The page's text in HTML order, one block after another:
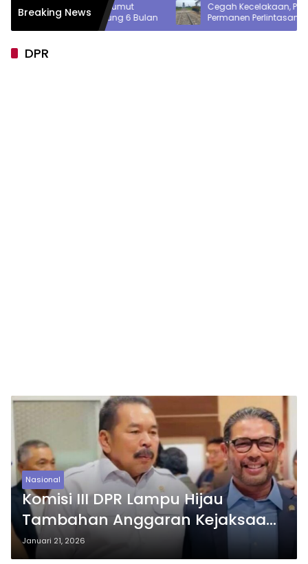
Breaking News
Kapolda Sumut
Rampung 6 Bulan
Cegah Kecelakaan, PT KAI Tutup
Permanen Perlintasan Sebidang di
Pasiran Perbaungan
DPR
Nasional
Komisi III DPR Lampu Hijau
Tambahan Anggaran Kejaksaan,
Kesejahteraan Jaksa Jadi
Januari 21, 2026